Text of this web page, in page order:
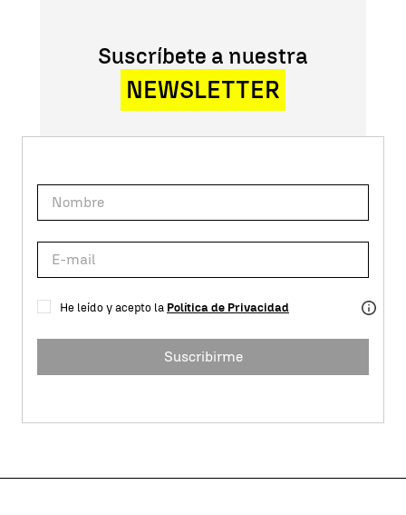
Suscríbete a nuestra
NEWSLETTER
He leído y acepto la Política de Privacidad
Suscribirme